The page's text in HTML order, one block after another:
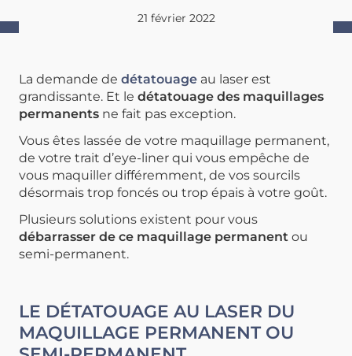
21 février 2022
La demande de détatouage au laser est
grandissante. Et le détatouage des maquillages
permanents ne fait pas exception.
Vous êtes lassée de votre maquillage permanent,
de votre trait d’eye-liner qui vous empêche de
vous maquiller différemment, de vos sourcils
désormais trop foncés ou trop épais à votre goût.
Plusieurs solutions existent pour vous
débarrasser de ce maquillage permanent ou
semi-permanent.
LE DÉTATOUAGE AU LASER DU
MAQUILLAGE PERMANENT OU